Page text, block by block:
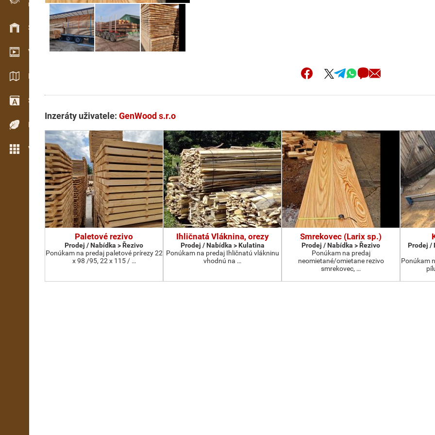
Evidence dřeva v terénu
Skladové hospodářství
Video showroom
Katalogy / Brožury
Slovník
Dřeviny
Více možností
Inzeráty uživatele: GenWood s.r.o
Paletové rezivo
Prodej / Nabídka > Řezivo
Ponúkam na predaj paletové prírezy 22
x 98 /95, 22 x 115 / …
Ihličnatá Vláknina, orezy
Prodej / Nabídka > Kulatina
Ponúkam na predaj Ihličnatú vlákninu
vhodnú na …
Smrekovec (Larix sp.)
Prodej / Nabídka > Řezivo
Ponúkam na predaj
neomietané/omietane rezivo
smrekovec, …
Prodej /
Ponúkam